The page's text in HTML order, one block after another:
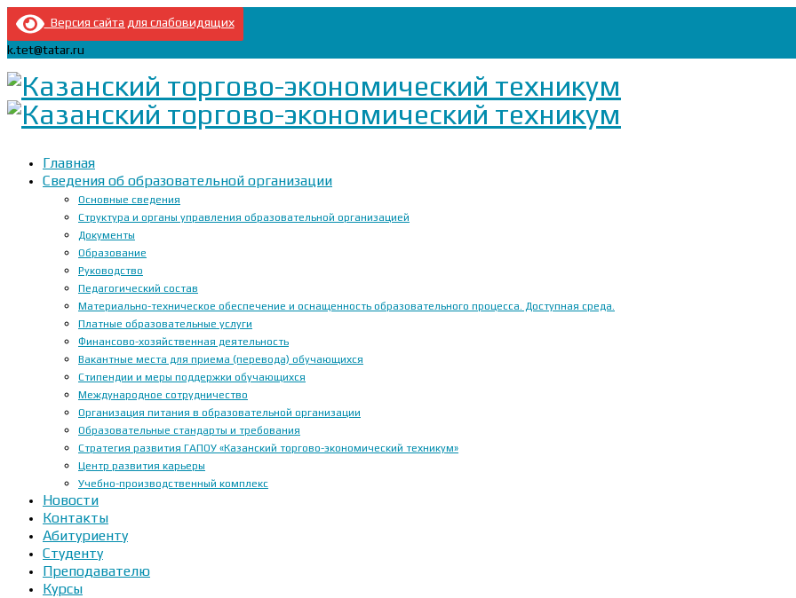
Версия сайта для слабовидящих
k.tet@tatar.ru
Главная
Сведения об образовательной организации
Основные сведения
Структура и органы управления образовательной организацией
Документы
Образование
Руководство
Педагогический состав
Материально-техническое обеспечение и оснащенность образовательного процесса. Доступная среда.
Платные образовательные услуги
Финансово-хозяйственная деятельность
Вакантные места для приема (перевода) обучающихся
Стипендии и меры поддержки обучающихся
Международное сотрудничество
Организация питания в образовательной организации
Образовательные стандарты и требования
Стратегия развития ГАПОУ «Казанский торгово-экономический техникум»
Центр развития карьеры
Учебно-производственный комплекс
Новости
Контакты
Абитуриенту
Студенту
Преподавателю
Курсы